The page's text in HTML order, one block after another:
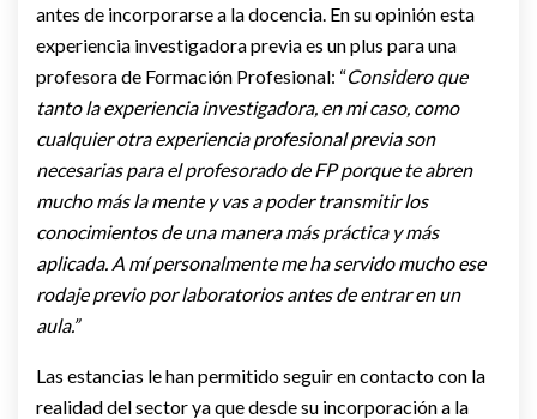
antes de incorporarse a la docencia. En su opinión esta
experiencia investigadora previa es un plus para una
profesora de Formación Profesional: “Considero que
tanto la experiencia investigadora, en mi caso, como
cualquier otra experiencia profesional previa son
necesarias para el profesorado de FP porque te abren
mucho más la mente y vas a poder transmitir los
conocimientos de una manera más práctica y más
aplicada. A mí personalmente me ha servido mucho ese
rodaje previo por laboratorios antes de entrar en un
aula.”
Las estancias le han permitido seguir en contacto con la
realidad del sector ya que desde su incorporación a la